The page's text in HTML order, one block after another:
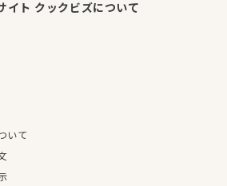
イト クックビズについて
いて